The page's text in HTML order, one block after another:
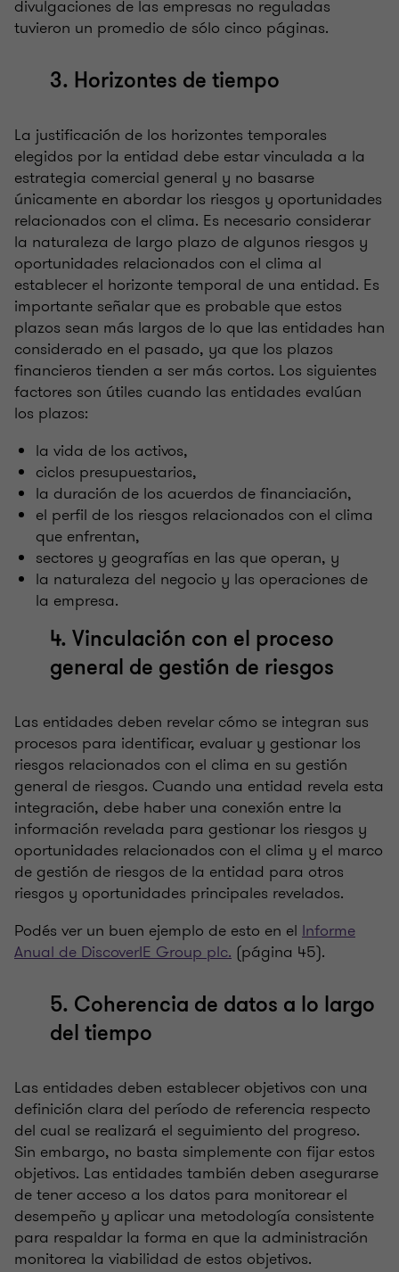
divulgaciones de las empresas no reguladas
tuvieron un promedio de sólo cinco páginas.
3. Horizontes de tiempo
La justificación de los horizontes temporales
elegidos por la entidad debe estar vinculada a la
estrategia comercial general y no basarse
únicamente en abordar los riesgos y oportunidades
relacionados con el clima. Es necesario considerar
la naturaleza de largo plazo de algunos riesgos y
oportunidades relacionados con el clima al
establecer el horizonte temporal de una entidad. Es
importante señalar que es probable que estos
plazos sean más largos de lo que las entidades han
considerado en el pasado, ya que los plazos
financieros tienden a ser más cortos. Los siguientes
factores son útiles cuando las entidades evalúan
los plazos:
la vida de los activos,
ciclos presupuestarios,
la duración de los acuerdos de financiación,
el perfil de los riesgos relacionados con el clima
que enfrentan,
sectores y geografías en las que operan, y
la naturaleza del negocio y las operaciones de
la empresa.
4. Vinculación con el proceso
general de gestión de riesgos
Las entidades deben revelar cómo se integran sus
procesos para identificar, evaluar y gestionar los
riesgos relacionados con el clima en su gestión
general de riesgos. Cuando una entidad revela esta
integración, debe haber una conexión entre la
información revelada para gestionar los riesgos y
oportunidades relacionados con el clima y el marco
de gestión de riesgos de la entidad para otros
riesgos y oportunidades principales revelados.
Podés ver un buen ejemplo de esto en el Informe
Anual de DiscoverIE Group plc. (página 45).
5. Coherencia de datos a lo largo
del tiempo
Las entidades deben establecer objetivos con una
definición clara del período de referencia respecto
del cual se realizará el seguimiento del progreso.
Sin embargo, no basta simplemente con fijar estos
objetivos. Las entidades también deben asegurarse
de tener acceso a los datos para monitorear el
desempeño y aplicar una metodología consistente
para respaldar la forma en que la administración
monitorea la viabilidad de estos objetivos.